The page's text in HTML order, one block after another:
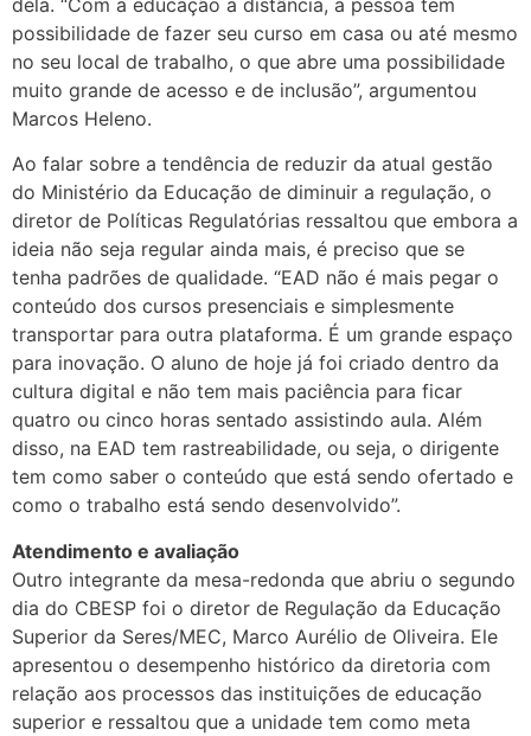
possibilidade de fazer seu curso em casa ou até mesmo
no seu local de trabalho, o que abre uma possibilidade
muito grande de acesso e de inclusão”, argumentou
Marcos Heleno.
Ao falar sobre a tendência de reduzir da atual gestão
do Ministério da Educação de diminuir a regulação, o
diretor de Políticas Regulatórias ressaltou que embora a
ideia não seja regular ainda mais, é preciso que se
tenha padrões de qualidade. “EAD não é mais pegar o
conteúdo dos cursos presenciais e simplesmente
transportar para outra plataforma. É um grande espaço
para inovação. O aluno de hoje já foi criado dentro da
cultura digital e não tem mais paciência para ficar
quatro ou cinco horas sentado assistindo aula. Além
disso, na EAD tem rastreabilidade, ou seja, o dirigente
tem como saber o conteúdo que está sendo ofertado e
como o trabalho está sendo desenvolvido”.
Atendimento e avaliação
Outro integrante da mesa-redonda que abriu o segundo
dia do CBESP foi o diretor de Regulação da Educação
Superior da Seres/MEC, Marco Aurélio de Oliveira. Ele
apresentou o desempenho histórico da diretoria com
relação aos processos das instituições de educação
superior e ressaltou que a unidade tem como meta